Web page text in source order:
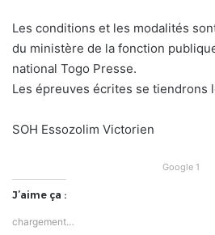
Les conditions et les modalités
du ministère de la fonction
national Togo Presse.
Les épreuves écrites se tiendrons
SOH Essozolim Victorien
Google 1
J’aime ça :
chargement…